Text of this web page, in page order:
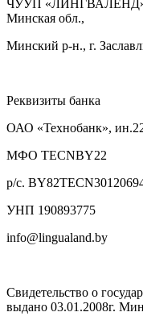
ЧУУП «ЛИНГВАЛЕНД»
Минская обл.,
Минский р-н., г.
Реквизиты банка
ОАО «Технобанк»,
МФО TECNВY22
р/с.
УНП 190893775
info@lingualand.by
Свидетельство о
выдано 03.01.2008г.